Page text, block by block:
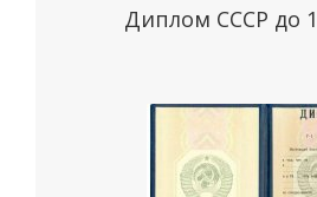
Диплом СССР до